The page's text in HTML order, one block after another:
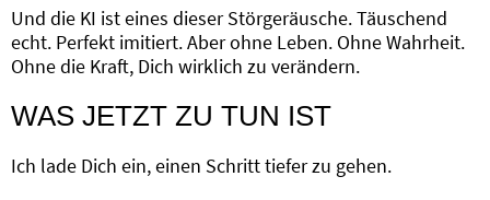
Und die KI ist eines dieser Störgeräusche. Täuschend
echt. Perfekt imitiert. Aber ohne Leben. Ohne Wahrheit.
Ohne die Kraft, Dich wirklich zu verändern.
WAS JETZT ZU TUN IST
Ich lade Dich ein, einen Schritt tiefer zu gehen.